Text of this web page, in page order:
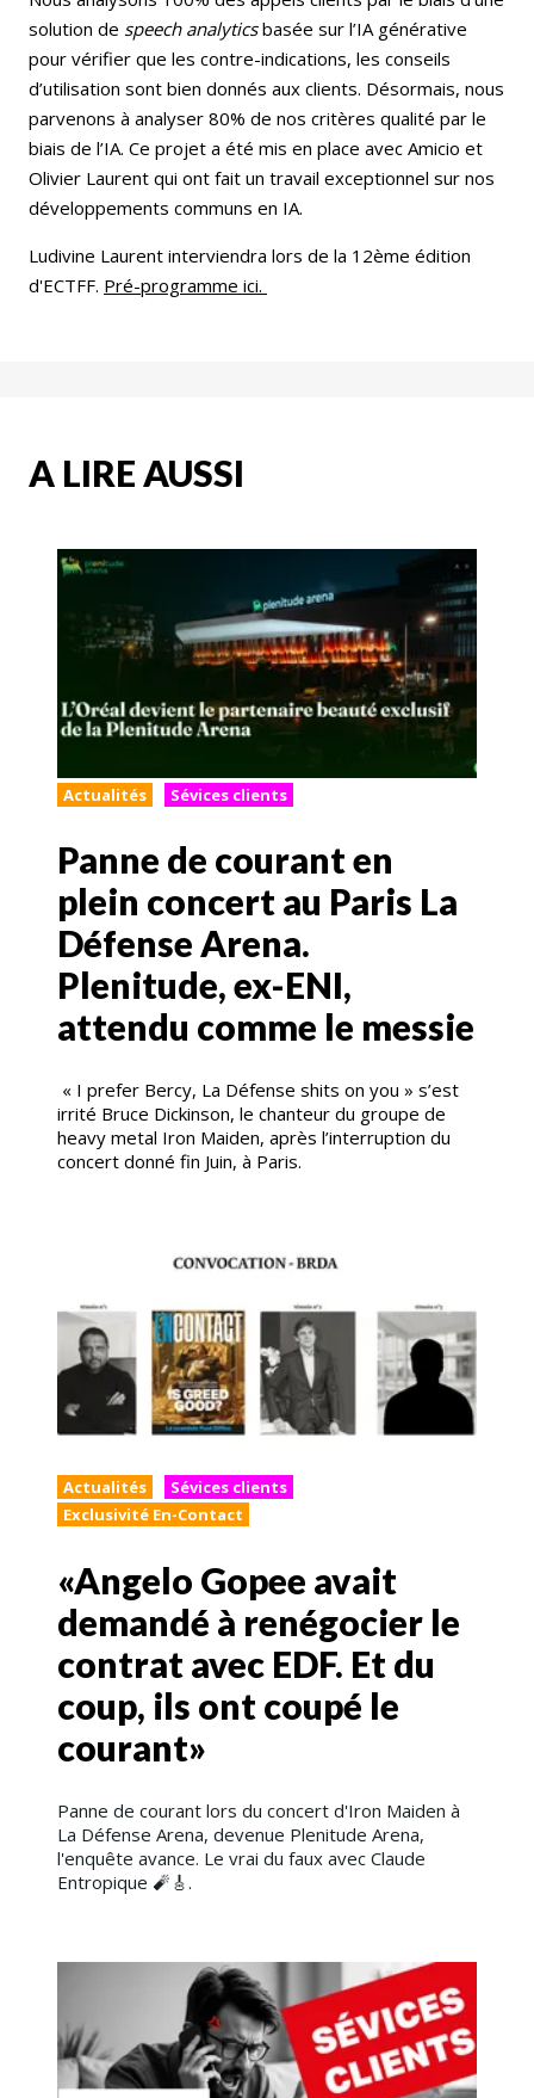
solution de speech analyticsbasée sur l’IA générative
pour vérifier que les contre-indications, les conseils
d’utilisation sont bien donnés aux clients. Désormais, nous
parvenons à analyser 80% de nos critères qualité par le
biais de l’IA. Ce projet a été mis en place avec Amicio et
Olivier Laurent qui ont fait un travail exceptionnel sur nos
développements communs en IA.
Ludivine Laurent interviendra lors de la 12ème édition
d'ECTFF. Pré-programme ici.
A LIRE AUSSI
Actualités Sévices clients
Panne de courant en
plein concert au Paris La
Défense Arena.
Plenitude, ex-ENI,
attendu comme le messie
« I prefer Bercy, La Défense shits on you » s’est
irrité Bruce Dickinson, le chanteur du groupe de
heavy metal Iron Maiden, après l’interruption du
concert donné fin Juin, à Paris.
Actualités
Sévices clients
Exclusivité En-Contact
«Angelo Gopee avait
demandé à renégocier le
contrat avec EDF. Et du
coup, ils ont coupé le
courant»
Panne de courant lors du concert d'Iron Maiden à
La Défense Arena, devenue Plenitude Arena,
l'enquête avance. Le vrai du faux avec Claude
Entropique 🧨​🎸.